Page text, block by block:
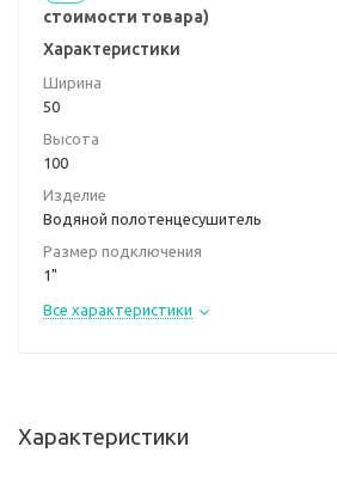
стоимости товара)
Характеристики
Ширина
50
Высота
100
Изделие
Водяной полотенцесушитель
Размер подключения
1"
Все характеристики
Характеристики